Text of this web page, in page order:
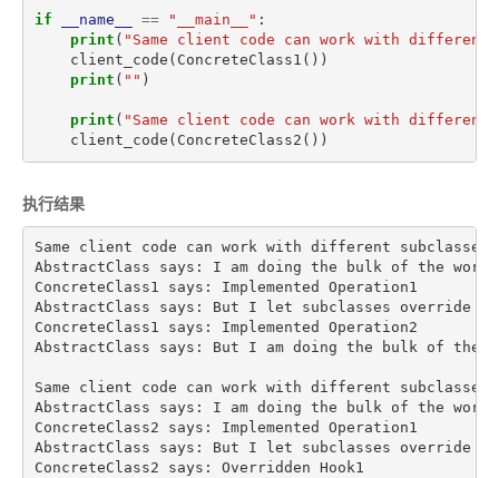
if __name__ == "__main__" :
print ( "Same client code can work with different
client_code ( ConcreteClass1 ())
print ( "" )
print ( "Same client code can work with different
client_code ( ConcreteClass2 ())
执行结果
Same client code can work with different subclasses:
AbstractClass says: I am doing the bulk of the work
ConcreteClass1 says: Implemented Operation1
AbstractClass says: But I let subclasses override
ConcreteClass1 says: Implemented Operation2
AbstractClass says: But I am doing the bulk of the
Same client code can work with different subclasses:
AbstractClass says: I am doing the bulk of the work
ConcreteClass2 says: Implemented Operation1
AbstractClass says: But I let subclasses override
ConcreteClass2 says: Overridden Hook1